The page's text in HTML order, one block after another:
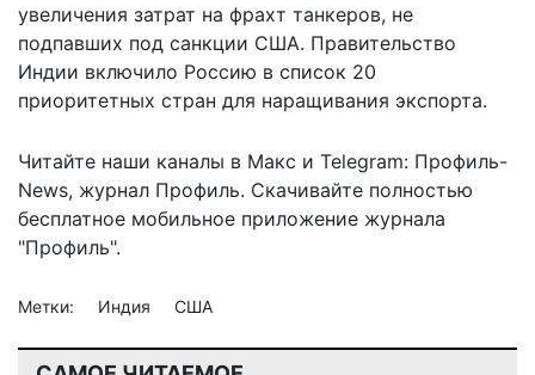
увеличения затрат на фрахт танкеров, не
подпавших под санкции США. Правительство
Индии включило Россию в список 20
приоритетных стран для наращивания экспорта.
Читайте наши каналы в Макс и Telegram: Профиль-
News, журнал Профиль. Скачивайте полностью
бесплатное мобильное приложение журнала
"Профиль".
Метки: Индия США